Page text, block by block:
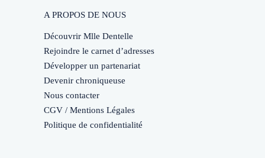
A PROPOS DE NOUS
Découvrir Mlle Dentelle
Rejoindre le carnet d’adresses
Développer un partenariat
Devenir chroniqueuse
Nous contacter
CGV / Mentions Légales
Politique de confidentialité